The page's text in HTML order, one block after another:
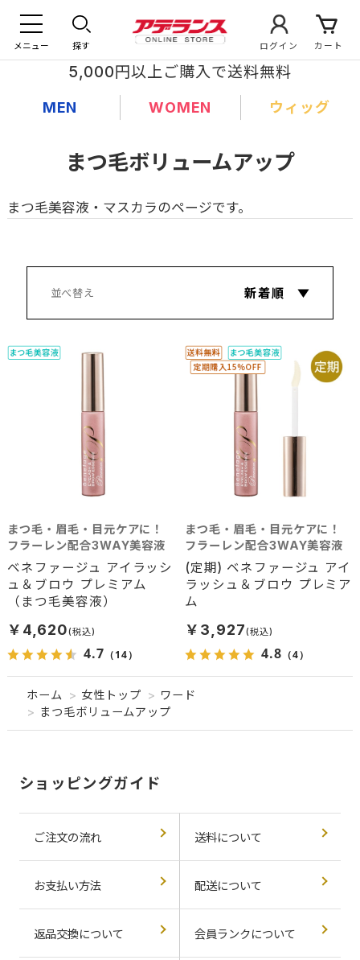
メニュー 探す ログイン カート
5,000円以上ご購入で送料無料
MEN WOMEN ウィッグ
まつ毛ボリュームアップ
まつ毛美容液・マスカラのページです。
ベネファージュ アイラッシ
ュ＆ブロウ プレミアム
（まつ毛美容液）
まつ毛・眉毛・目元ケアに！
フラーレン配合3WAY美容液
￥4,620
4.7 （14）
(定期) ベネファージュ アイ
ラッシュ＆ブロウ プレミア
ム
まつ毛・眉毛・目元ケアに！
フラーレン配合3WAY美容液
￥3,927
4.8 （4）
ホーム > 女性トップ > ワード
> まつ毛ボリュームアップ
ショッピングガイド
ご注文の流れ 送料について
お支払い方法 配送について
返品交換について 会員ランクについて